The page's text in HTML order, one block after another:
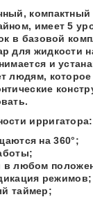
компактный
имеет 5
в базовой
для жидкости
и
людям, которое
ирригатора:
на 360°;
в любом
режимов;
таймер;